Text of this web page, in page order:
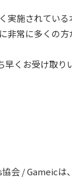
施されている
非常に多くの
くお受け取り
会 / Gameicは